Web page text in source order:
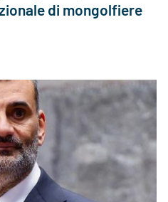
di mongolfiere